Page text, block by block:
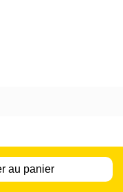
au panier